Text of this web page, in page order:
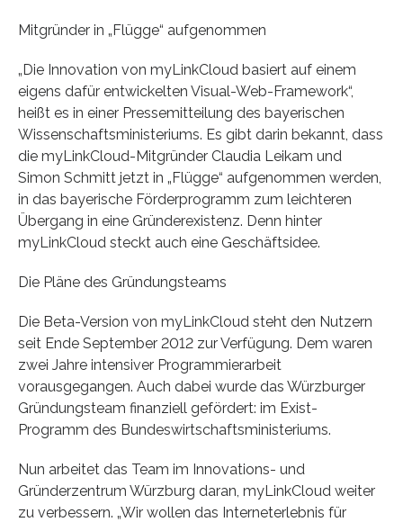
Mitgründer in „Flügge“ aufgenommen
„Die Innovation von myLinkCloud basiert auf einem
eigens dafür entwickelten Visual-Web-Framework“,
heißt es in einer Pressemitteilung des bayerischen
Wissenschaftsministeriums. Es gibt darin bekannt, dass
die myLinkCloud-Mitgründer Claudia Leikam und
Simon Schmitt jetzt in „Flügge“ aufgenommen werden,
in das bayerische Förderprogramm zum leichteren
Übergang in eine Gründerexistenz. Denn hinter
myLinkCloud steckt auch eine Geschäftsidee.
Die Pläne des Gründungsteams
Die Beta-Version von myLinkCloud steht den Nutzern
seit Ende September 2012 zur Verfügung. Dem waren
zwei Jahre intensiver Programmierarbeit
vorausgegangen. Auch dabei wurde das Würzburger
Gründungsteam finanziell gefördert: im Exist-
Programm des Bundeswirtschaftsministeriums.
Nun arbeitet das Team im Innovations- und
Gründerzentrum Würzburg daran, myLinkCloud weiter
zu verbessern. „Wir wollen das Interneterlebnis für